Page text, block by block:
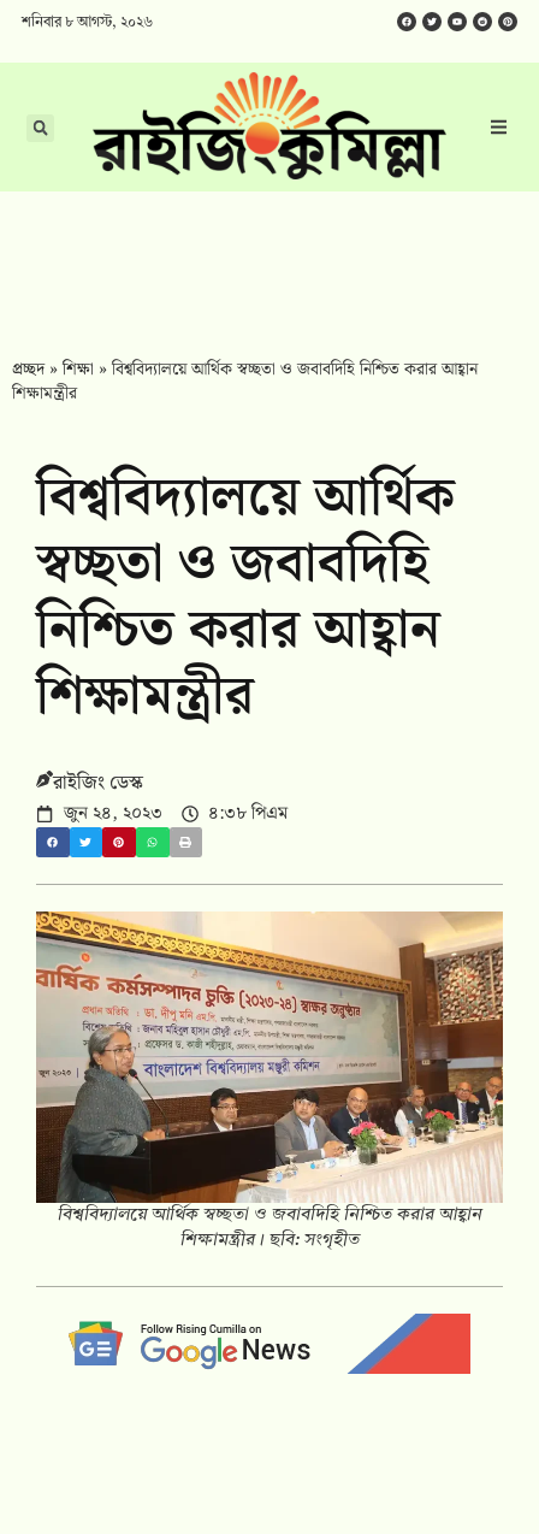
শনিবার ৮ আগস্ট, ২০২৬
প্রচ্ছদ»শিক্ষা »বিশ্ববিদ্যালয়ে আর্থিক স্বচ্ছতা ও জবাবদিহি নিশ্চিত করার আহ্বান
শিক্ষামন্ত্রীর
বিশ্ববিদ্যালয়ে আর্থিক
স্বচ্ছতা ও জবাবদিহি
নিশ্চিত করার আহ্বান
শিক্ষামন্ত্রীর
রাইজিং ডেস্ক
জুন ২৪, ২০২৩ ৪:৩৮ পিএম
বিশ্ববিদ্যালয়ে আর্থিক স্বচ্ছতা ও জবাবদিহি নিশ্চিত করার আহ্বান
শিক্ষামন্ত্রীর। ছবি: সংগৃহীত